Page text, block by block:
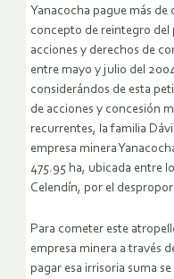
Yanacocha pague más de
concepto de reintegro del
acciones y derechos de
entre mayo y julio del
considerándos de esta
de acciones y concesión
recurrentes, la familia
empresa minera
475.95 ha, ubicada entre
Celendín, por el
Para cometer este
empresa minera a través
pagar esa irrisoria suma